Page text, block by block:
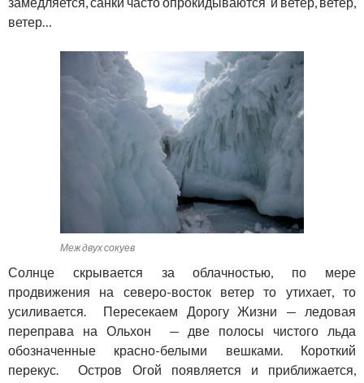
ветер…
Меж двух сокуев
Солнце скрывается за облачностью, по мере
продвижения на северо-восток ветер то утихает, то
усиливается. Пересекаем Дорогу Жизни — ледовая
переправа на Ольхон — две полосы чистого льда
обозначенные красно-белыми вешками. Короткий
перекус. Остров Огой появляется и приближается,